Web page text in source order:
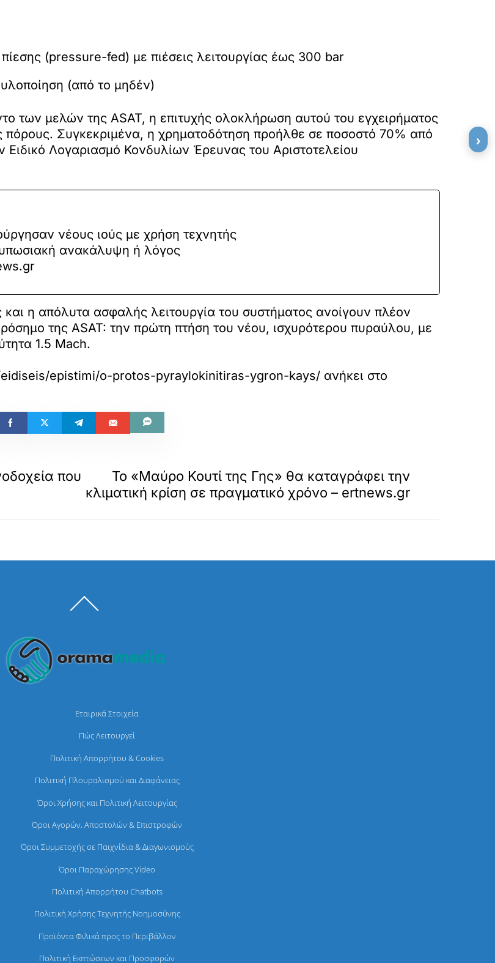
(pressure-fed) με πιέσεις λειτουργίας έως 300 bar
(από το μηδέν)
των μελών της ASAT, η επιτυχής ολοκλήρωση αυτού του εγχειρήματος
πόρους. Συγκεκριμένα, η χρηματοδότηση προήλθε σε ποσοστό 70% από
Ειδικό Λογαριασμό Κονδυλίων Έρευνας του Αριστοτελείου
νέους ιούς με χρήση τεχνητής
ανακάλυψη ή λόγος
η απόλυτα ασφαλής λειτουργία του συστήματος ανοίγουν πλέον
της ASAT: την πρώτη πτήση του νέου, ισχυρότερου πυραύλου, με
1.5 Mach.
epistimi/o-protos-pyraylokinitiras-ygron-kays/ ανήκει στο
που
Το «Μαύρο Κουτί της Γης» θα καταγράφει την
κλιματική κρίση σε πραγματικό χρόνο – ertnews.gr
To
Εταιρικά Στοιχεία
Πώς Λειτουργεί
Πολιτική Απορρήτου & Cookies
Πολιτική Πλουραλισμού και Διαφάνειας
Όροι Χρήσης και Πολιτική Λειτουργίας
Όροι Αγορών, Αποστολών & Επιστροφών
Όροι Συμμετοχής σε Παιχνίδια & Διαγωνισμούς
Όροι Παραχώρησης Video
Πολιτική Απορρήτου Chatbots
Πολιτική Χρήσης Τεχνητής Νοημοσύνης
Προϊόντα Φιλικά προς το Περιβάλλον
Πολιτική Εκπτώσεων και Προσφορών
›